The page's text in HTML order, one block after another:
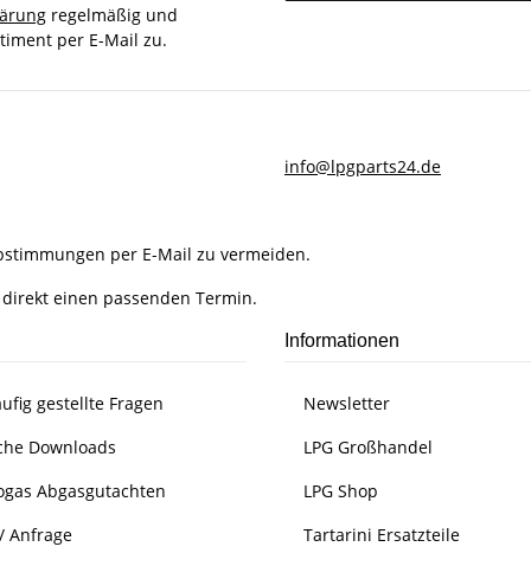
regelmäßig und
per E-Mail zu.
info@lpgparts24.de
per E-Mail zu vermeiden.
einen passenden Termin.
gestellte Fragen
Downloads
Abgasgutachten
Anfrage
Informationen
Newsletter
LPG Großhandel
LPG Shop
Tartarini Ersatzteile